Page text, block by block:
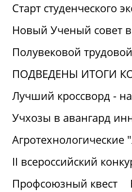
Старт студенческого
Новый Ученый совет
Полувековой
ПОДВЕДЕНЫ ИТОГИ
Лучший кроссворд -
Учхозы в авангард
Агротехнологические
II всероссийский
Профсоюзный квест